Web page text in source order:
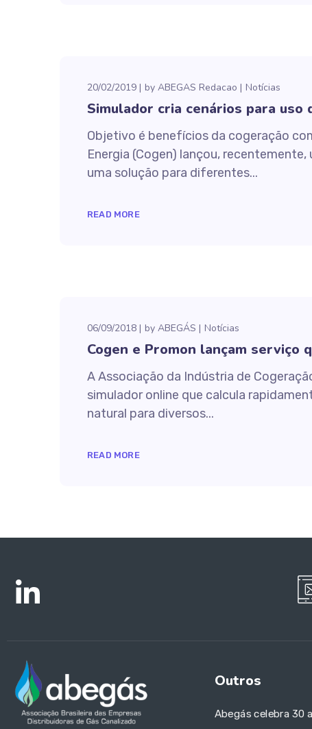
20/02/2019 by ABEGAS Redacao Notícias
Simulador cria cenários para uso
Objetivo é benefícios da cogeração
Energia (Cogen) lançou,
uma solução para diferentes...
READ MORE
06/09/2018 by ABEGÁS Notícias
Cogen e Promon lançam serviço
A Associação da Indústria de
simulador online que calcula
natural para diversos...
READ MORE
Outros
Abegás celebra 30